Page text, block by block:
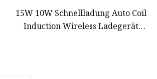
15W 10W Schnellladung Auto Coil
Induction Wireless Ladegerät